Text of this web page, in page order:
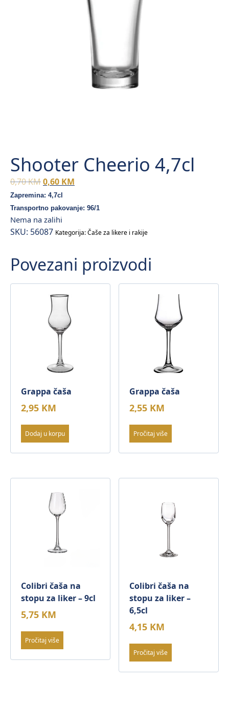
Shooter Cheerio 4,7cl
0,70KMOriginal
price
was:
0,70 KM.
0,60 KM
is:
Zapremina: 4,7cl
Transportno pakovanje: 96/1
Nema na zalihi
SKU: 56087 Kategorija:Čaše za likere i rakije
Povezani proizvodi
Grappa čaša
2,95 KM
Dodaj u korpu
Grappa čaša
2,55 KM
Pročitaj više
Colibri čaša na
stopu za liker – 9cl
5,75 KM
Pročitaj više
Colibri čaša na
stopu za liker –
6,5cl
4,15 KM
Pročitaj više